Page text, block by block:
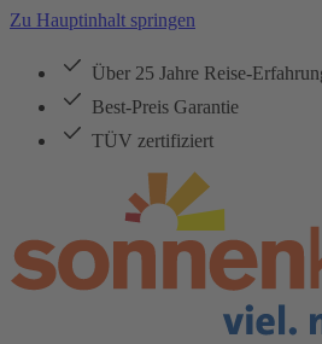
Zu Hauptinhalt springen
Über 25 Jahre Reise-
Best-Preis Garantie
TÜV zertifiziert